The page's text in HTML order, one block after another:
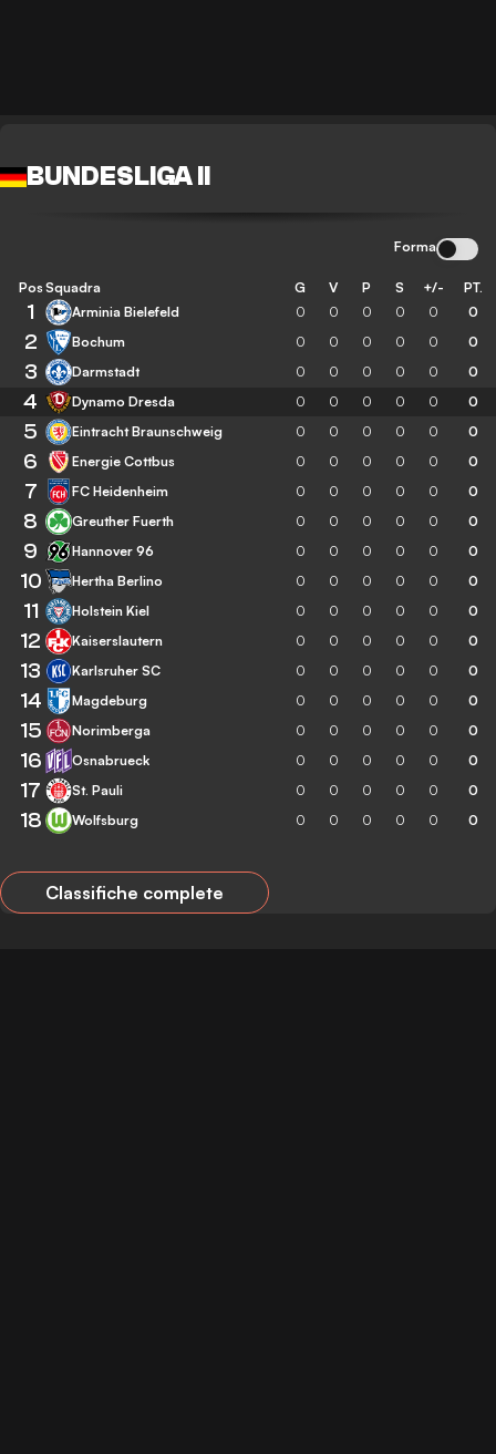
BUNDESLIGA II
Forma
Pos Squadra G V P S +/- PT.
1 Arminia Bielefeld 0 0 0 0 0 0
2 Bochum 0 0 0 0 0 0
3 Darmstadt 0 0 0 0 0 0
4 Dynamo Dresda 0 0 0 0 0 0
5 Eintracht Braunschweig 0 0 0 0 0 0
6 Energie Cottbus 0 0 0 0 0 0
7 FC Heidenheim 0 0 0 0 0 0
8 Greuther Fuerth 0 0 0 0 0 0
9 Hannover 96 0 0 0 0 0 0
10 Hertha Berlino 0 0 0 0 0 0
11 Holstein Kiel 0 0 0 0 0 0
12 Kaiserslautern 0 0 0 0 0 0
13 Karlsruher SC 0 0 0 0 0 0
14 Magdeburg 0 0 0 0 0 0
15 Norimberga 0 0 0 0 0 0
16 Osnabrueck 0 0 0 0 0 0
17 St. Pauli 0 0 0 0 0 0
18 Wolfsburg 0 0 0 0 0 0
Classifiche complete